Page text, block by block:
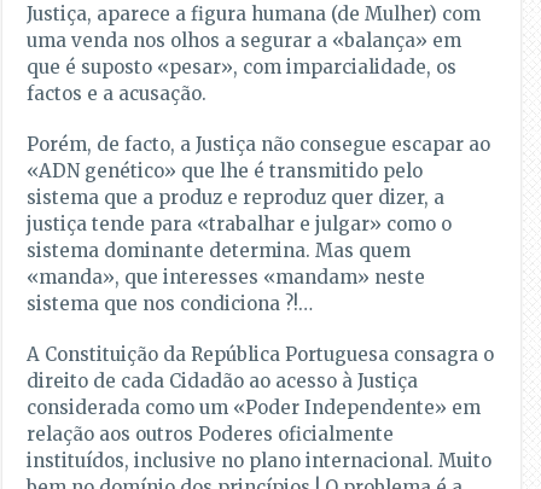
Justiça, aparece a figura humana (de Mulher) com
uma venda nos olhos a segurar a «balança» em
que é suposto «pesar», com imparcialidade, os
factos e a acusação.
Porém, de facto, a Justiça não consegue escapar ao
«ADN genético» que lhe é transmitido pelo
sistema que a produz e reproduz quer dizer, a
justiça tende para «trabalhar e julgar» como o
sistema dominante determina. Mas quem
«manda», que interesses «mandam» neste
sistema que nos condiciona ?!…
A Constituição da República Portuguesa consagra o
direito de cada Cidadão ao acesso à Justiça
considerada como um «Poder Independente» em
relação aos outros Poderes oficialmente
instituídos, inclusive no plano internacional. Muito